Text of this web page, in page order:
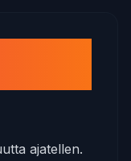
ajatellen.